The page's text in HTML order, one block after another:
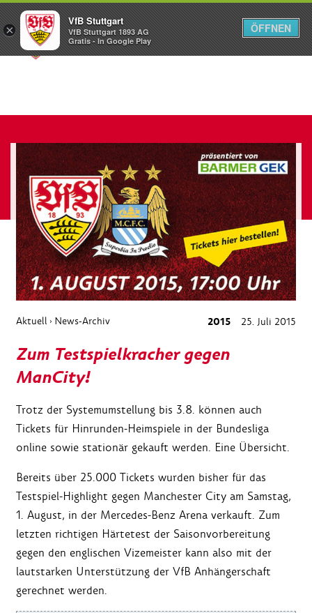
Menü
Aktuell › News-Archiv 2015 25. Juli 2015
Zum Testspielkracher gegen
ManCity!
Trotz der Systemumstellung bis 3.8. können auch
Tickets für Hinrunden-Heimspiele in der Bundesliga
online sowie stationär gekauft werden. Eine Übersicht.
Bereits über 25.000 Tickets wurden bisher für das
Testspiel-Highlight gegen Manchester City am Samstag,
1. August, in der Mercedes-Benz Arena verkauft. Zum
letzten richtigen Härtetest der Saisonvorbereitung
gegen den englischen Vizemeister kann also mit der
lautstarken Unterstützung der VfB Anhängerschaft
gerechnet werden.
×
VfB Stuttgart
VfB Stuttgart 1893 AG
Gratis - In Google Play
ÖFFNEN